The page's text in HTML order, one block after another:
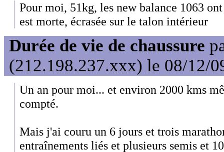
Pour moi, 51kg, les new balance 1063
est morte, écrasée sur le talon intérieur
Durée de vie de chaussure
(212.198.237.xxx) le 08/12/
Un an pour moi... et environ 2000 kms
compté.
Mais j'ai couru un 6 jours et trois
entraînements liés et plusieurs semis et